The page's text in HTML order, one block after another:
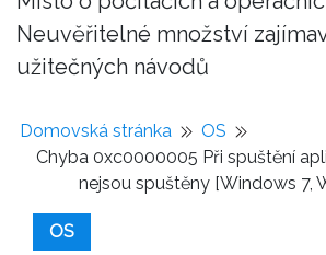
Neuvěřitelné množství
užitečných návodů
Domovská stránka
OS
Chyba 0xc0000005 Při spuštění
nejsou spuštěny [Windows 7,
OS